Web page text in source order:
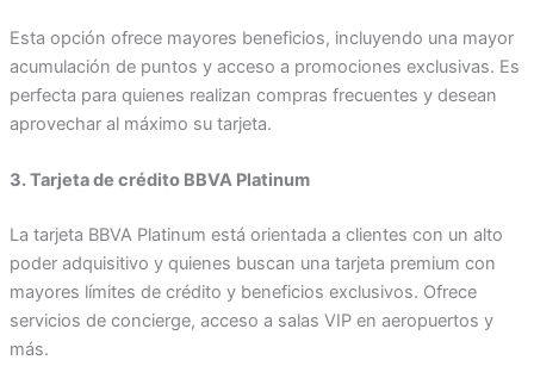
Esta opción ofrece mayores beneficios, incluyendo una mayor
acumulación de puntos y acceso a promociones exclusivas. Es
perfecta para quienes realizan compras frecuentes y desean
aprovechar al máximo su tarjeta.
3. Tarjeta de crédito BBVA Platinum
La tarjeta BBVA Platinum está orientada a clientes con un alto
poder adquisitivo y quienes buscan una tarjeta premium con
mayores límites de crédito y beneficios exclusivos. Ofrece
servicios de concierge, acceso a salas VIP en aeropuertos y
más.